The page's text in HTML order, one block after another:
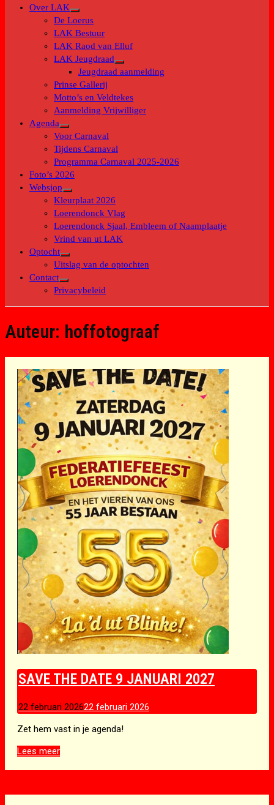
Over LAK
Toon
submenu
De Loerus
LAK Bestuur
LAK Raod van Elluf
LAK Jeugdraad
Toon
Jeugdraad aanmelding
Prinse Gallerij
Motto’s en Veldtekes
Aanmelding Vrijwilliger
Agenda
Toon
submenu
Voor Carnaval
Tijdens Carnaval
Programma Carnaval 2025-2026
Foto’s 2026
Websjop
Toon
submenu
Kleurplaat 2026
Loerendonck Vlag
Loerendonck Sjaal, Embleem of Naamplaatje
Vrind van ut LAK
Optocht
Toon
submenu
Uitslag van de optochten
Contact
Toon
submenu
Privacybeleid
Auteur: hoffotograaf
SAVE THE DATE 9 JANUARI 2027
22 februari 202622 februari 2026
Zet hem vast in je agenda!
SAVE
Lees meer